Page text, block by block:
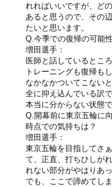
れればいいですが、ど
あると思うので、その
たいと思います。
Q.今季での復帰の可能
増田選手：
医師と話しているとこ
トレーニングも復帰も
なかなかついてこない
全に抑え込んでいる訳
本当に分からない状態で
Q.開幕前に東京五輪に
時点での気持ちは？
増田選手：
東京五輪を目指してさ
て、正直、打ちひしが
れない部分がやはりあっ
でも、ここで諦めてし